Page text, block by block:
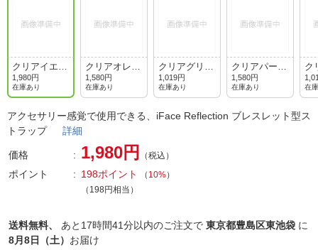
クリアイエロ
ー
1,980円
在庫あり
クリアオレン
ジ
1,580円
在庫あり
クリアグリー
ン
1,019円
在庫あり
クリアパープ
ル
1,580円
在庫あり
ク
在
アクセサリー感覚で使用できる、iFace Reflection ブレスレット型ス
トラップ 詳細
価格 1,980円 （税込）
ポイント 198ポイント （ 10%）
（198円相当）
送料無料、 あと 17時間41分以内のご注文で 東京都豊島区東池袋 に
8月8日（土） お届け